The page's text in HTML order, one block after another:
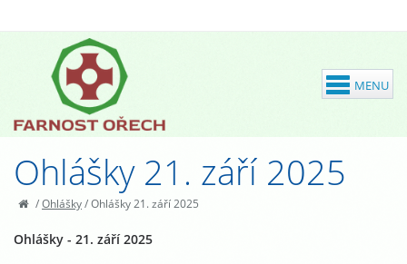
Ohlášky 21. září 2025
/Ohlášky/Ohlášky 21. září 2025
Ohlášky - 21. září 2025